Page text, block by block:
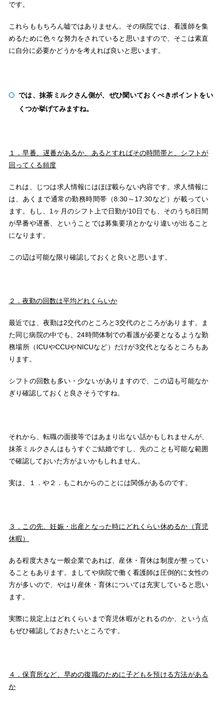
です。
これらももちろん嘘ではありません。その病院では、看護師を集
めるために色々な努力をされていると思いますので、そこは素直
に自分に必要かどうかを考えれば良いと思います。
では、抹茶ミルクさん側が、ぜひ聞いておくべきポイントをい
くつか挙げてみますね。
１．早番、遅番があるか、あるとすればその時間帯と、シフトが
回ってくる頻度
これは、じつは求人情報にはほぼ載らない内容です。求人情報に
は、あくまで通常の勤務時間帯（8:30～17:30など）が載ってい
ます。もし、1ヶ月のシフト上で日勤が10日でも、そのうち8日間
が早番や遅番、ということでは募集要項とかなり違いが出ること
になります。
この辺は可能な限り確認しておくと良いと思います。
２．夜勤の回数は平均どれくらいか
最近では、夜勤は2交代のところと3交代のところがあります。ま
た同じ病院の中でも、24時間体制での看護が必要となるような勤
務場所（ICUやCCUやNICUなど）だけが3交代となるところもあ
ります。
シフトの回数も多い・少ないがありますので、この辺も可能なか
ぎり確認しておくと良さそうですね。
それから、転職の面接等ではあまり出ない話かもしれませんが、
抹茶ミルクさんはもうすぐご結婚ですし、先のことも可能な範囲
で確認しておいた方がよいかもしれません。
実は、１．や２．もこれからのことには関係があるのです。
３．この先、妊娠・出産となった時にどれくらい休めるか（育児
休暇）
ある程度大きな一般企業であれば、産休・育休は制度が整ってい
ることもあります。ましてや病院で働く看護師は圧倒的に女性の
方が多いので、やはり産休・育休については充実していると思い
ます。
実際に規定上はどれくらいまで育児休暇がとれるのか、という点
もぜひ確認しておきたいところです。
４．保育所など、早めの復職のために子どもを預ける方法がある
か